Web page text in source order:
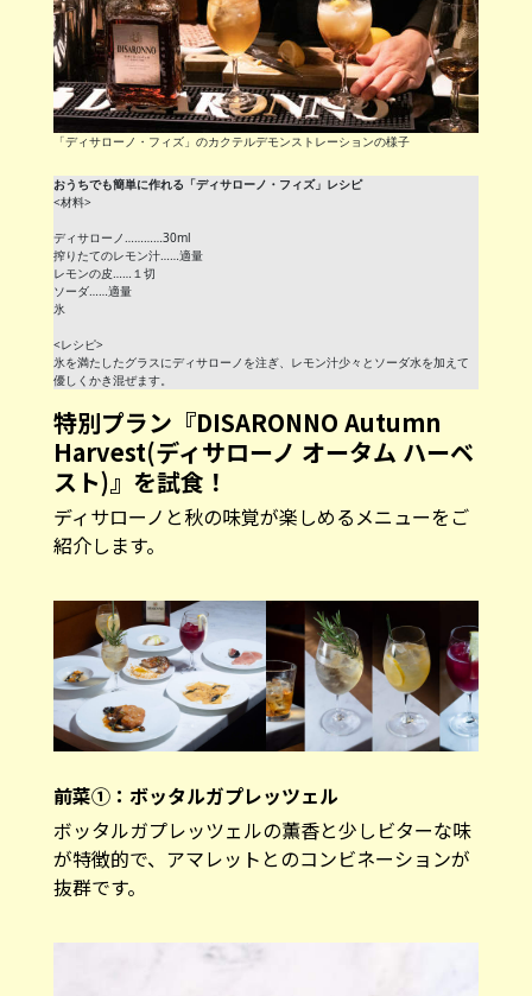
「ディサローノ・フィズ」のカクテルデモンストレーションの様子
おうちでも簡単に作れる「ディサローノ・フィズ」レシピ
<材料>
ディサローノ…………30ml
搾りたてのレモン汁……適量
レモンの皮……１切
ソーダ……適量
氷
<レシピ>
氷を満たしたグラスにディサローノを注ぎ、レモン汁少々とソーダ水を加えて
優しくかき混ぜます。
特別プラン『DISARONNO Autumn
Harvest(ディサローノ オータム ハーベ
スト)』を試食！
ディサローノと秋の味覚が楽しめるメニューをご
紹介します。
前菜①：ボッタルガプレッツェル
ボッタルガプレッツェルの薫香と少しビターな味
が特徴的で、アマレットとのコンビネーションが
抜群です。